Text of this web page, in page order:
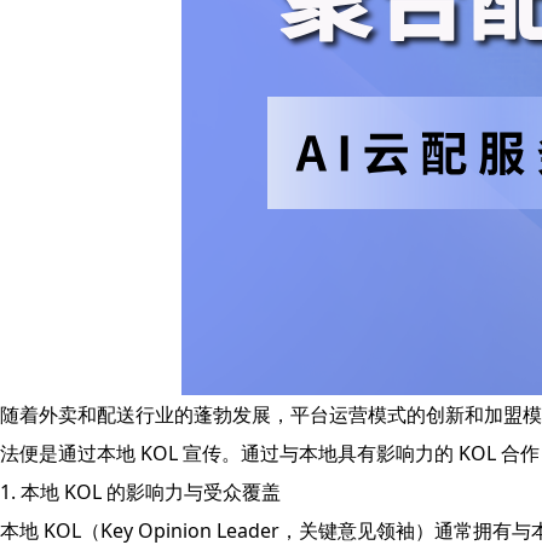
随着外卖和配送行业的蓬勃发展，平台运营模式的创新和加盟
法便是通过本地 KOL 宣传。通过与本地具有影响力的 KOL 合
1. 本地 KOL 的影响力与受众覆盖
本地 KOL（Key Opinion Leader，关键意见领袖）通常拥有